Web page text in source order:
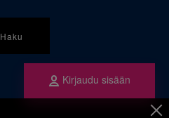
Haku
Kirjaudu sisään